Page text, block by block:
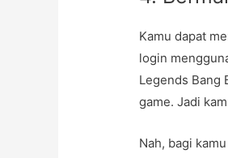
Kamu dapat
login
Legends Bang
game. Jadi
Nah, bagi